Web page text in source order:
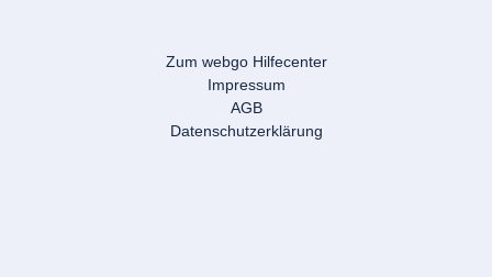
Zum webgo Hilfecenter
Impressum
AGB
Datenschutzerklärung